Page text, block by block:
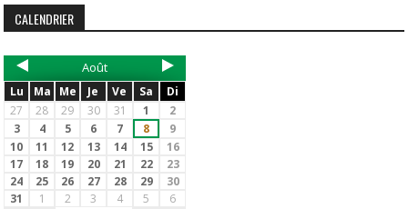
CALENDRIER
Août
Lu Ma Me Je Ve Sa
Di
27
28 29 30 31 1
2
3
4 5 6 7 8
9
10
11 12 13 14 15
16
17
18 19 20 21 22
23
24
25 26 27 28 29
30
31
1 2 3 4 5 6